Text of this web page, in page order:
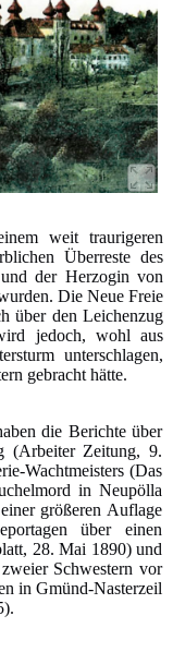
weit traurigeren
Überreste des
der Herzogin von
Die Neue Freie
über den Leichenzug
jedoch, wohl aus
unterschlagen,
gebracht hätte.
die Berichte über
(Arbeiter Zeitung, 9.
Wachtmeisters (Das
in Neupölla
größeren Auflage
über einen
28. Mai 1890) und
Schwestern vor
in Gmünd-Nasterzeil